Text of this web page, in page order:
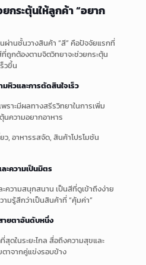
กระตุ้นให้ลูกค้า “อยาก
ผ่านชั้นวางสินค้า “สี” คือปัจจัยแรกที่
ถูกต้องตามจิตวิทยาจะช่วยกระตุ้น
วขึ้น
หิวและการตัดสินใจเร็ว
ราะมีผลทางสรีรวิทยาในการเพิ่ม
นความอยากอาหาร
, อาหารรสจัด, สินค้าโปรโมชัน
ะความเป็นมิตร
ความสนุกสนาน เป็นสีที่ดูเข้าถึงง่าย
ามรู้สึกว่าเป็นสินค้าที่ “คุ้มค่า”
ายตาอันดับหนึ่ง
ดในระยะไกล สื่อถึงความสุขและ
าจากคู่แข่งรอบข้าง